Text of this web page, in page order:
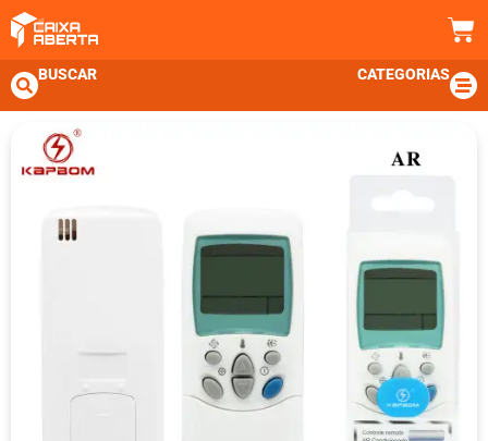
BUSCAR CATEGORIAS